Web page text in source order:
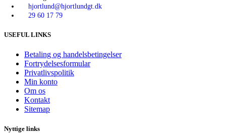
hjortlund@hjortlundgt.dk
29 60 17 79
USEFUL LINKS
Betaling og handelsbetingelser
Fortrydelsesformular
Privatlivspolitik
Min konto
Om os
Kontakt
Sitemap
Nyttige links